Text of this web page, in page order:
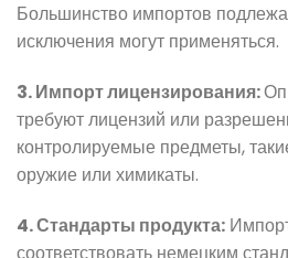
Большинство импортов
исключения могут применяться.
3. Импорт лицензирования:
требуют лицензий или
контролируемые предметы,
оружие или химикаты.
4. Стандарты продукта:
соответствовать немецким